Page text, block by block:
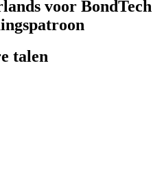
voor BondTech
talen